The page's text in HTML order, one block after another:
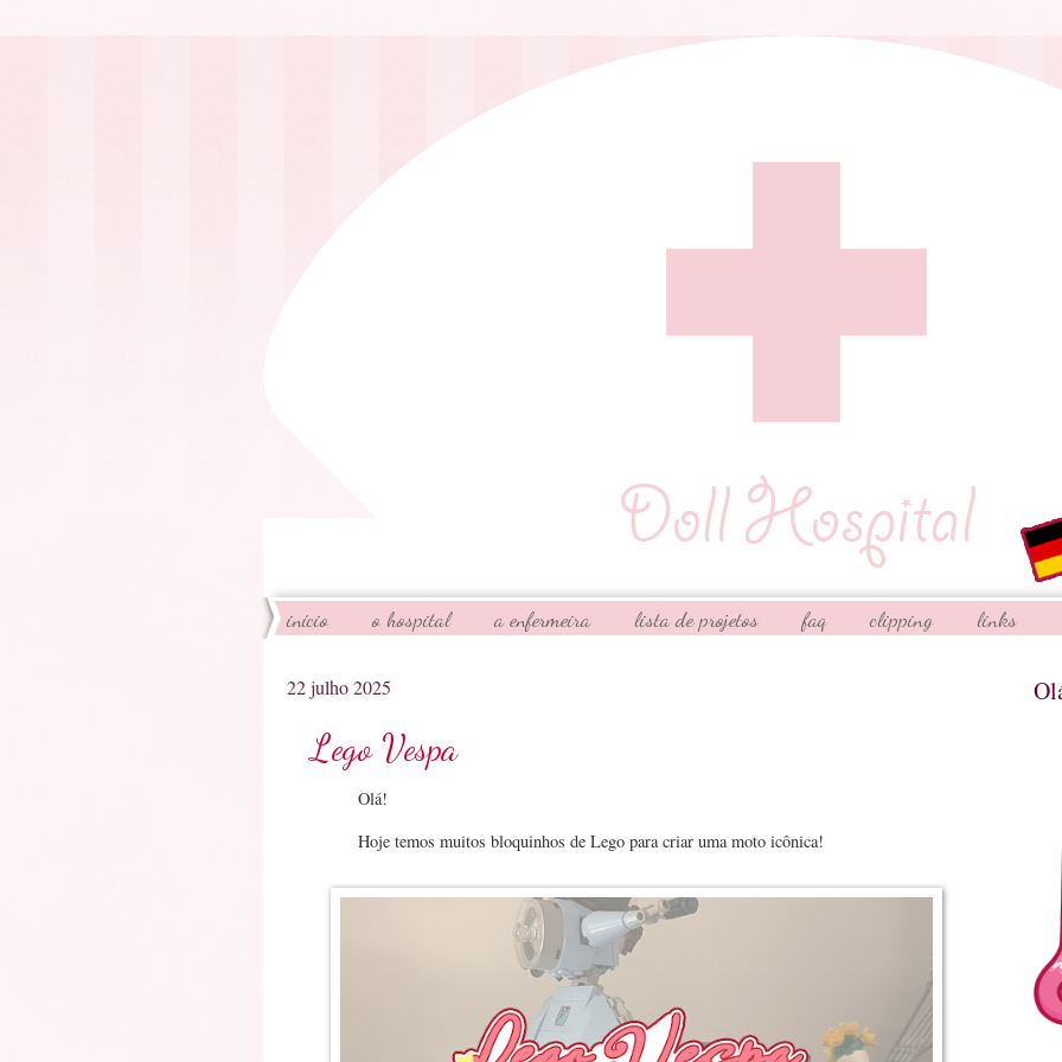
início o hospital a enfermeira lista de projetos faq clipping links
22 julho 2025
Lego Vespa
Olá!
Hoje temos muitos bloquinhos de Lego para criar uma moto icônica!